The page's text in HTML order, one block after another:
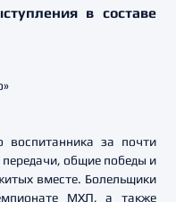
в составе
воспитанника за почти
общие победы и
вместе. Болельщики
МХЛ, а также